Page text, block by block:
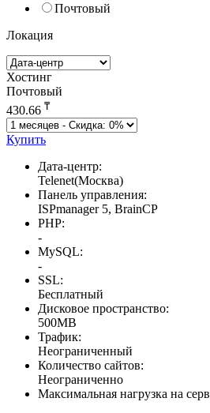
Почтовый
Локация
Хостинг
Почтовый
430.66 ₸
Купить
Дата-центр:
Telenet(Москва)
Панель управления:
ISPmanager 5, BrainCP
PHP:
-
MySQL:
-
SSL:
Бесплатный
Дисковое пространство:
500MB
Трафик:
Неограниченный
Количество сайтов:
Неограниченно
Максимальная нагрузка на